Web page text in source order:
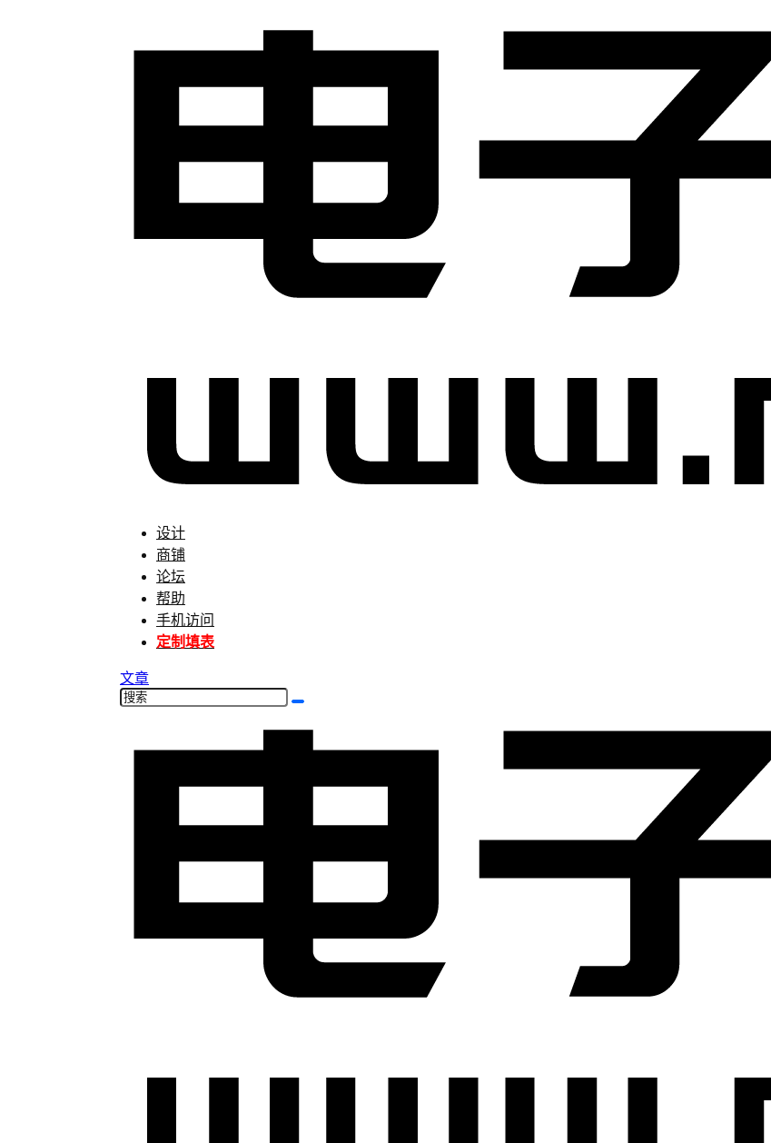
设计
商铺
论坛
帮助
手机访问
定制填表
文章